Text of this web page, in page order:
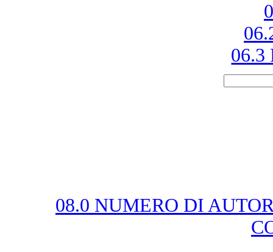
06.3
08.0 NUMERO DI